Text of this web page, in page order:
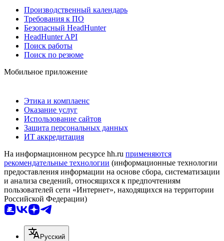
Производственный календарь
Требования к ПО
Безопасный HeadHunter
HeadHunter API
Поиск работы
Поиск по резюме
Мобильное приложение
Этика и комплаенс
Оказание услуг
Использование сайтов
Защита персональных данных
ИТ аккредитация
На информационном ресурсе hh.ru применяются
рекомендательные технологии (информационные технологии
предоставления информации на основе сбора, систематизации
и анализа сведений, относящихся к предпочтениям
пользователей сети «Интернет», находящихся на территории
Российской Федерации)
Русский